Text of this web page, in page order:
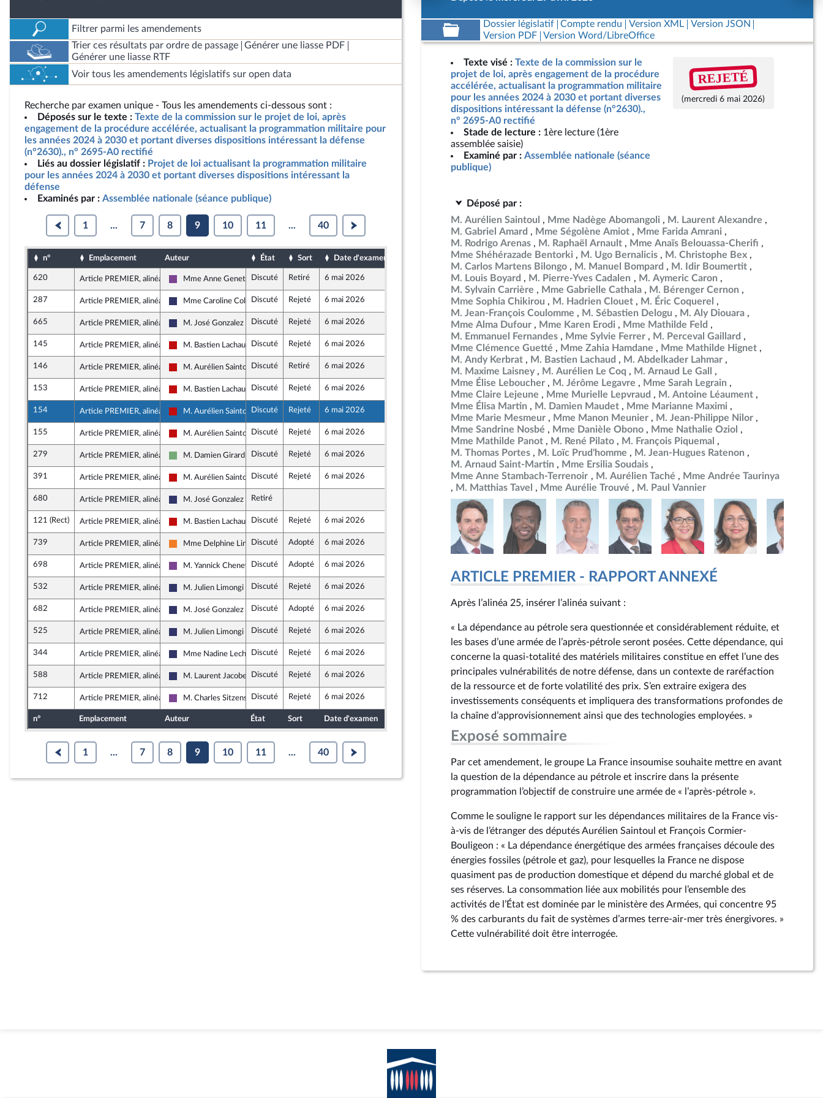
Filtrer parmi les amendements
Trier ces résultats par ordre de passage
Générer une liasse PDF
Générer une liasse RTF
Voir tous les amendements législatifs sur open data
Recherche par examen unique - Tous les amendements ci-dessous sont :
Déposés sur le texte : Texte de la commission sur le projet de loi, après
engagement de la procédure accélérée, actualisant la programmation militaire pour
les années 2024 à 2030 et portant diverses dispositions intéressant la défense
(n°2630)., n° 2695-A0 rectifié
Liés au dossier législatif : Projet de loi actualisant la programmation militaire
pour les années 2024 à 2030 et portant diverses dispositions intéressant la
défense
Examinés par : Assemblée nationale (séance publique)
1 ... 7 8 9 10 11 ... 40
n° Emplacement Auteur État Sort Date d'examen Date de dépôt
620 Article PREMIER, alinéa 23
Ensemble pour la République
Mme Anne GenetetDiscuté Retiré 6 mai 2026
287 Article PREMIER, alinéa 25
Rassemblement National
Mme Caroline Colombier
Discuté Rejeté 6 mai 2026
665 Article PREMIER, alinéa 25
Rassemblement National
M. José Gonzalez Discuté Rejeté 6 mai 2026
145 Article PREMIER, alinéa 25
La France insoumise - Nouveau Front Populaire
M. Bastien Lachaud Discuté Rejeté 6 mai 2026
146 Article PREMIER, alinéa 25
La France insoumise - Nouveau Front Populaire
M. Aurélien SaintoulDiscuté Retiré 6 mai 2026
153 Article PREMIER, alinéa 25
La France insoumise - Nouveau Front Populaire
M. Bastien Lachaud Discuté Rejeté 6 mai 2026
154 Article PREMIER, alinéa 25
La France insoumise - Nouveau Front Populaire
M. Aurélien SaintoulDiscuté Rejeté 6 mai 2026
155 Article PREMIER, alinéa 25
La France insoumise - Nouveau Front Populaire
M. Aurélien SaintoulDiscuté Rejeté 6 mai 2026
279 Article PREMIER, alinéa 25
Écologiste et Social
M. Damien Girard Discuté Rejeté 6 mai 2026
391 Article PREMIER, alinéa 25
La France insoumise - Nouveau Front Populaire
M. Aurélien SaintoulDiscuté Rejeté 6 mai 2026
680 Article PREMIER, alinéa 26
Rassemblement National
M. José Gonzalez Retiré
121 (Rect) Article PREMIER, alinéa 26
La France insoumise - Nouveau Front Populaire
M. Bastien Lachaud Discuté Rejeté 6 mai 2026
739 Article PREMIER, alinéa 26
Les Démocrates
Mme Delphine Lingemann
Discuté Adopté 6 mai 2026
698 Article PREMIER, alinéa 27
Ensemble pour la République
M. Yannick ChenevardDiscuté Adopté 6 mai 2026
532 Article PREMIER, alinéa 27
Rassemblement National
M. Julien Limongi Discuté Rejeté 6 mai 2026
682 Article PREMIER, alinéa 27
Rassemblement National
M. José Gonzalez Discuté Adopté 6 mai 2026
525 Article PREMIER, alinéa 27
Rassemblement National
M. Julien Limongi Discuté Rejeté 6 mai 2026
344 Article PREMIER, alinéa 27
Rassemblement National
Mme Nadine LechonDiscuté Rejeté 6 mai 2026
588 Article PREMIER, alinéa 27
Rassemblement National
M. Laurent JacobelliDiscuté Rejeté 6 mai 2026
712 Article PREMIER, alinéa 27
Ensemble pour la République
M. Charles SitzenstuhlDiscuté Rejeté 6 mai 2026
n° Emplacement Auteur État Sort Date d'examen
1 ... 7 8 9 10 11 ... 40
Dossier législatif Compte rendu Version XML
Version JSON
Version PDF
Version Word/LibreOffice
Texte visé : Texte de la commission sur le
projet de loi, après engagement de la procédure
accélérée, actualisant la programmation militaire
pour les années 2024 à 2030 et portant diverses
dispositions intéressant la défense (n°2630).,
n° 2695-A0 rectifié
Stade de lecture : 1ère lecture (1ère
assemblée saisie)
Examiné par : Assemblée nationale (séance
publique)
REJETÉ
(mercredi 6 mai 2026)
Déposé par :
M. Aurélien Saintoul
Mme Nadège Abomangoli
M. Laurent Alexandre
M. Gabriel Amard
Mme Ségolène Amiot
Mme Farida Amrani
M. Rodrigo Arenas
M. Raphaël Arnault
Mme Anaïs Belouassa-Cherifi
Mme Shéhérazade Bentorki
M. Ugo Bernalicis
M. Christophe Bex
M. Carlos Martens Bilongo
M. Manuel Bompard
M. Idir Boumertit
M. Louis Boyard
M. Pierre-Yves Cadalen
M. Aymeric Caron
M. Sylvain Carrière
Mme Gabrielle Cathala
M. Bérenger Cernon
Mme Sophia Chikirou
M. Hadrien Clouet
M. Éric Coquerel
M. Jean-François Coulomme
M. Sébastien Delogu
M. Aly Diouara
Mme Alma Dufour
Mme Karen Erodi
Mme Mathilde Feld
M. Emmanuel Fernandes
Mme Sylvie Ferrer
M. Perceval Gaillard
Mme Clémence Guetté
Mme Zahia Hamdane
Mme Mathilde Hignet
M. Andy Kerbrat
M. Bastien Lachaud
M. Abdelkader Lahmar
M. Maxime Laisney
M. Aurélien Le Coq
M. Arnaud Le Gall
Mme Élise Leboucher
M. Jérôme Legavre
Mme Sarah Legrain
Mme Claire Lejeune
Mme Murielle Lepvraud
M. Antoine Léaument
Mme Élisa Martin
M. Damien Maudet
Mme Marianne Maximi
Mme Marie Mesmeur
Mme Manon Meunier
M. Jean-Philippe Nilor
Mme Sandrine Nosbé
Mme Danièle Obono
Mme Nathalie Oziol
Mme Mathilde Panot
M. René Pilato
M. François Piquemal
M. Thomas Portes
M. Loïc Prud'homme
M. Jean-Hugues Ratenon
M. Arnaud Saint-Martin
Mme Ersilia Soudais
Mme Anne Stambach-Terrenoir
M. Aurélien Taché
Mme Andrée Taurinya
M. Matthias Tavel
Mme Aurélie Trouvé M. Paul Vannier
ARTICLE PREMIER - RAPPORT ANNEXÉ
Après l’alinéa 25, insérer l’alinéa suivant :
« La dépendance au pétrole sera questionnée et considérablement réduite, et
les bases d’une armée de l’après-pétrole seront posées. Cette dépendance, qui
concerne la quasi-totalité des matériels militaires constitue en effet l’une des
principales vulnérabilités de notre défense, dans un contexte de raréfaction
de la ressource et de forte volatilité des prix. S’en extraire exigera des
investissements conséquents et impliquera des transformations profondes de
la chaîne d’approvisionnement ainsi que des technologies employées. »
Exposé sommaire
Par cet amendement, le groupe La France insoumise souhaite mettre en avant
la question de la dépendance au pétrole et inscrire dans la présente
programmation l’objectif de construire une armée de « l’après-pétrole ».
Comme le souligne le rapport sur les dépendances militaires de la France vis-
à-vis de l’étranger des députés Aurélien Saintoul et François Cormier-
Bouligeon : « La dépendance énergétique des armées françaises découle des
énergies fossiles (pétrole et gaz), pour lesquelles la France ne dispose
quasiment pas de production domestique et dépend du marché global et de
ses réserves. La consommation liée aux mobilités pour l’ensemble des
activités de l’État est dominée par le ministère des Armées, qui concentre 95
% des carburants du fait de systèmes d’armes terre-air-mer très énergivores. »
Cette vulnérabilité doit être interrogée.